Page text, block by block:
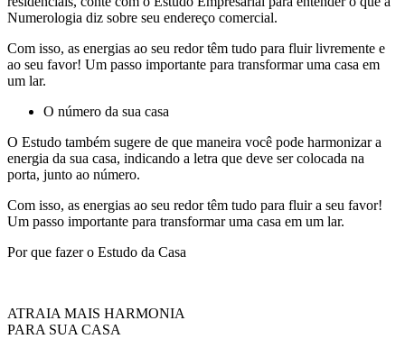
Numerologia diz sobre seu endereço comercial.
Com isso, as energias ao seu redor têm tudo para fluir livremente e
ao seu favor! Um passo importante para transformar uma casa em
um lar.
O número da sua casa
O Estudo também sugere de que maneira você pode harmonizar a
energia da sua casa, indicando a letra que deve ser colocada na
porta, junto ao número.
Com isso, as energias ao seu redor têm tudo para fluir a seu favor!
Um passo importante para transformar uma casa em um lar.
Por que fazer o Estudo da Casa
ATRAIA MAIS HARMONIA
PARA SUA CASA